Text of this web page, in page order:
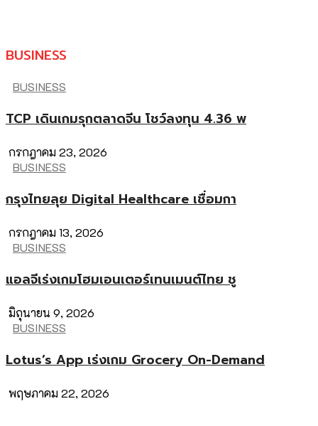
BUSINESS
BUSINESS
TCP เดินเกมรุกตลาดจีน โชว์ลงทุน 4.36 พ
กรกฎาคม 23, 2026
BUSINESS
กรุงไทยลุย Digital Healthcare เชื่อมกา
กรกฎาคม 13, 2026
BUSINESS
แอลจีเร่งเกมโฮมเอนเตอร์เทนเมนต์ไทย ชู
มิถุนายน 9, 2026
BUSINESS
Lotus’s App เร่งเกม Grocery On-Demand
พฤษภาคม 22, 2026